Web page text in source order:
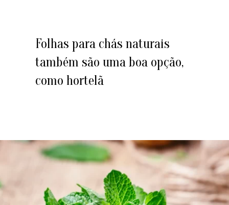
Folhas para chás naturais
também são uma boa opção,
como hortelã